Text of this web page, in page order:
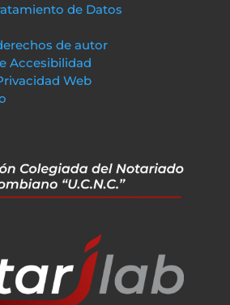
de Datos
de autor
Accesibilidad
Web